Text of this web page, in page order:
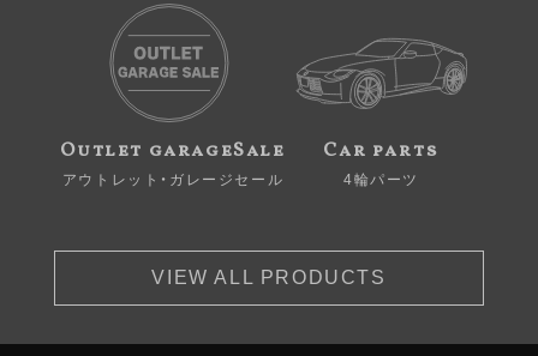
Outlet garageSale
アウトレット・ガレージセール
Car parts
4輪パーツ
VIEW ALL PRODUCTS